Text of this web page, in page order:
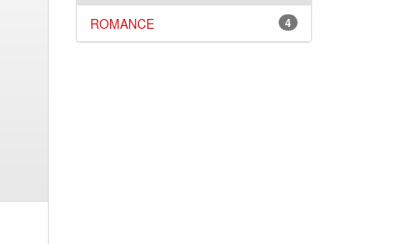
4
ROMANCE